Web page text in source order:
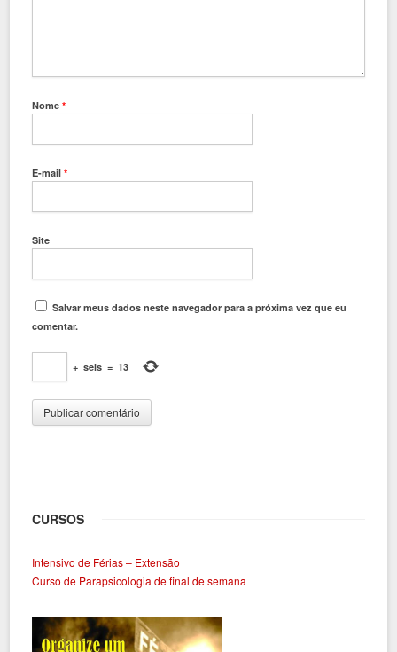
Nome*
E-mail*
Site
Salvar meus dados neste navegador para a próxima vez que eu
comentar.
+ seis = 13
CURSOS
Intensivo de Férias – Extensão
Curso de Parapsicologia de final de semana